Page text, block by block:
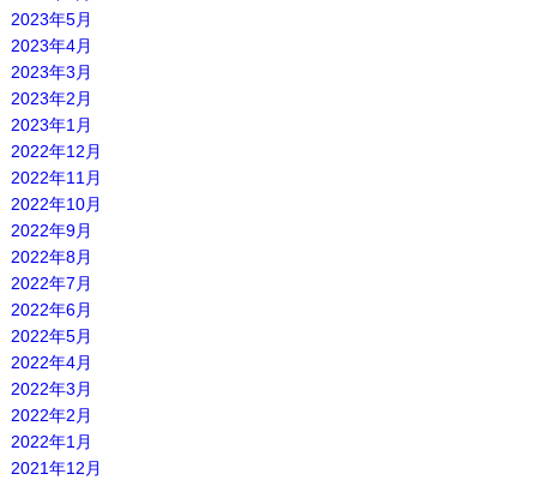
2023年5月
2023年4月
2023年3月
2023年2月
2023年1月
2022年12月
2022年11月
2022年10月
2022年9月
2022年8月
2022年7月
2022年6月
2022年5月
2022年4月
2022年3月
2022年2月
2022年1月
2021年12月